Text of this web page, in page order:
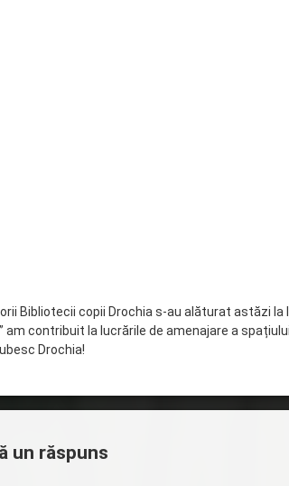
Bibliotecii copii Drochia s-au alăturat astăzi
am contribuit la lucrările de amenajare a
Drochia!
un răspuns